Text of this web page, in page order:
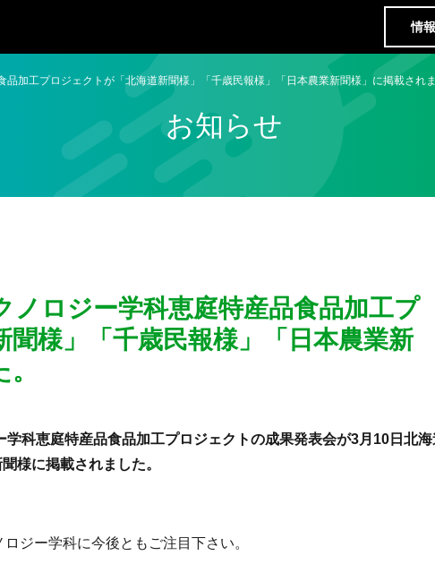
情
お知らせ
加工プロジェクトが「北海道新聞様」「千歳民報様」「日本農業新聞様」に掲載されま
ノロジー学科恵庭特産品食品加工プ
聞様」「千歳民報様」「日本農業新
科恵庭特産品食品加工プロジェクトの成果発表会が3月10日北
様に掲載されました。
ジー学科に今後ともご注目下さい。